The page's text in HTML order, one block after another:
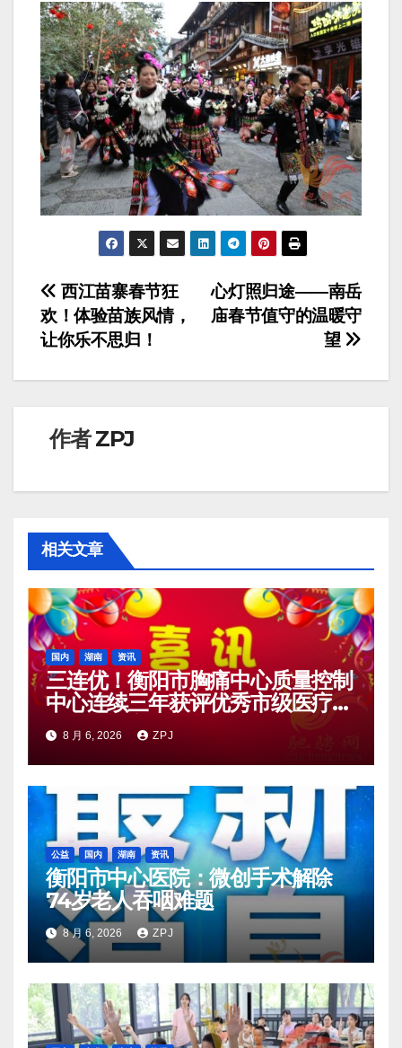
文
章
导
心灯照归途——南岳
庙春节值守的温暖守
望
西江苗寨春节狂
欢！体验苗族风情，
让你乐不思归！
作者ZPJ
相关文章
国内 湖南 资讯
三连优！衡阳市胸痛中心质量控制
中心连续三年获评优秀市级医疗质
量控制中心
8 月 6, 2026 ZPJ
公益 国内 湖南 资讯
衡阳市中心医院：微创手术解除
74岁老人吞咽难题
8 月 6, 2026 ZPJ